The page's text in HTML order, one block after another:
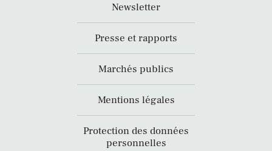
Newsletter
Presse et rapports
Marchés publics
Mentions légales
Protection des données
personnelles